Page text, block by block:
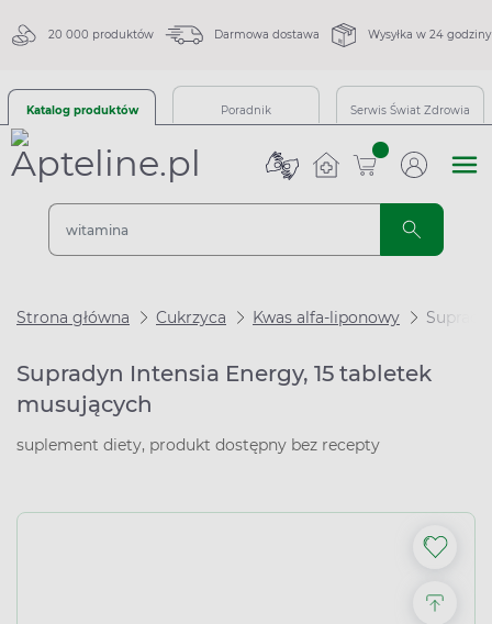
20 000 produktów Darmowa dostawa Wysyłka w 24 godziny
Katalog produktów Poradnik Serwis Świat Zdrowia
sztuk
Strona główna Cukrzyca Kwas alfa-liponowy
Supradyn Intensia Energy, 15 tabletek
musujących
suplement diety, produkt dostępny bez recepty